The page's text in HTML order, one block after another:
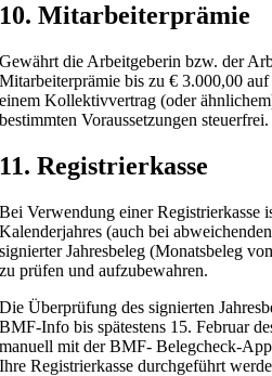
10. Mitarbeiterprämie
Gewährt die Arbeitgeberin bzw. der
Mitarbeiterprämie bis zu € 3.000,00
einem Kollektivvertrag (oder
bestimmten Voraussetzungen steuerfrei.
11. Registrierkasse
Bei Verwendung einer Registrierkasse
Kalenderjahres (auch bei
signierter Jahresbeleg (Monatsbeleg
zu prüfen und aufzubewahren.
Die Überprüfung des signierten
BMF-Info bis spätestens 15. Februar
manuell mit der BMF- Belegcheck-
Ihre Registrierkasse durchgeführt